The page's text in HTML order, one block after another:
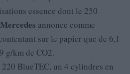
essence dont le 250
Mercedes annonce comme
sur le papier que de 6,1
g/km de CO2.
BlueTEC, un 4 cylindres en